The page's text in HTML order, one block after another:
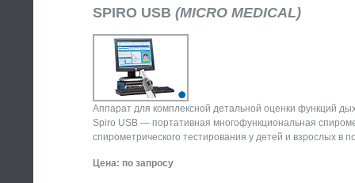
SPIRO USB (MICRO MEDICAL)
Аппарат для комплексной детальной оценки функций
Spiro USB — портативная многофункциональная
спирометрического тестирования у детей и взрослых
Цена: по запросу